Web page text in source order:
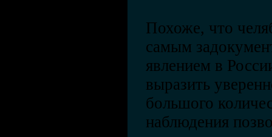
Похоже, что
самым
явлением в
выразить
большого
наблюдения